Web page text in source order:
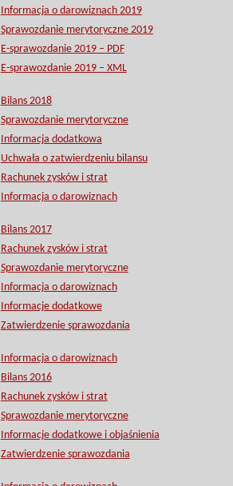
Informacja o darowiznach 2019
Sprawozdanie merytoryczne 2019
E-sprawozdanie 2019 – PDF
E-sprawozdanie 2019 – XML
Bilans 2018
Sprawozdanie merytoryczne
Informacja dodatkowa
Uchwała o zatwierdzeniu bilansu
Rachunek zysków i strat
Informacja o darowiznach
Bilans 2017
Rachunek zysków i strat
Sprawozdanie merytoryczne
Informacja o darowiznach
Informacje dodatkowe
Zatwierdzenie sprawozdania
Informacja o darowiznach
Bilans 2016
Rachunek zysków i strat
Sprawozdanie merytoryczne
Informacje dodatkowe i objaśnienia
Zatwierdzenie sprawozdania